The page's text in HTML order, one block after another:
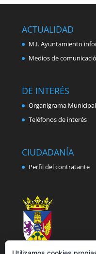
ACTUALIDAD
M.I. Ayuntamiento
Medios de
DE INTERÉS
Organigrama Municipal
Teléfonos de interés
CIUDADANÍA
Perfil del contratante